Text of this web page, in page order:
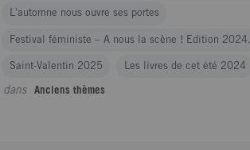
L'automne nous ouvre ses portes
Festival féministe – A nous la scène ! Edition 2024.
Saint-Valentin 2025 Les livres de cet été 2024
dans Anciens thèmes